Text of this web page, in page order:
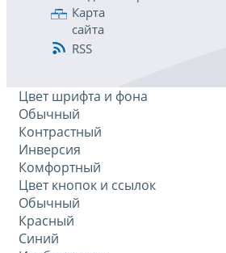
Карта
сайта
RSS
Цвет шрифта и фона
Обычный
Контрастный
Инверсия
Комфортный
Цвет кнопок и ссылок
Обычный
Красный
Синий